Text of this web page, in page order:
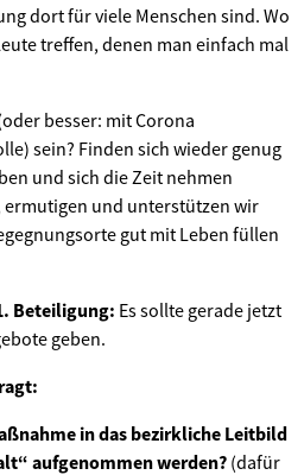
dort für viele Menschen sind. Wo
treffen, denen man einfach mal
besser: mit Corona
sein? Finden sich wieder genug
und sich die Zeit nehmen
und unterstützen wir
gut mit Leben füllen
Beteiligung: Es sollte gerade jetzt
geben.
in das bezirkliche Leitbild
aufgenommen werden?(dafür